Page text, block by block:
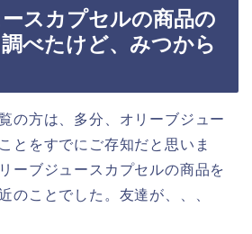
スカプセルの商品の
べたけど、みつから
の方は、多分、オリーブジュー
とをすでにご存知だと思いま
ーブジュースカプセルの商品を
のことでした。友達が、、、